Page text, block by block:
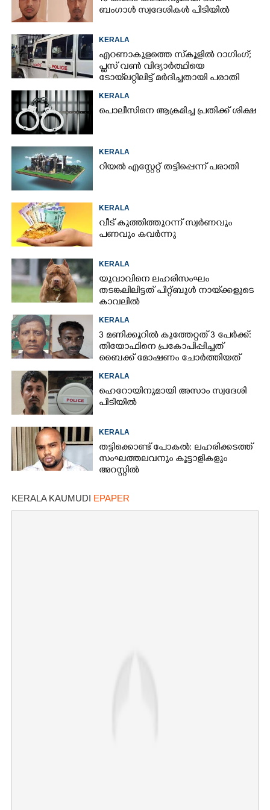
ബംഗാൾ സ്വദേശികൾ പിടിയിൽ
KERALA
എറണാകുളത്തെ സ്‌കൂളിൽ റാഗിംഗ്;
പ്ലസ് വൺ വിദ്യാർത്ഥിയെ
ടോയ്‌ലറ്റിലിട്ട് മർദിച്ചതായി പരാതി
KERALA
പൊലീസിനെ ആക്രമിച്ച പ്രതിക്ക് ശിക്ഷ
KERALA
റിയൽ എസ്റ്റേറ്റ് തട്ടിപ്പെന്ന് പരാതി
KERALA
വീട് കുത്തിത്തുറന്ന് സ്വർണവും
പണവും കവർന്നു
KERALA
യുവാവിനെ ലഹരിസംഘം
തടങ്കലിലിട്ടത് പിറ്റ്ബുൾ നായ്‌ക്കളുടെ
കാവലിൽ
KERALA
3 മണിക്കൂറിൽ കുത്തേറ്റത് 3 പേർക്ക്:
തിയോഫിനെ പ്രകോപിപ്പിച്ചത്
ബൈക്ക് മോഷണം ചോർത്തിയത്
KERALA
ഹെറോയിനുമായി അസാം സ്വദേശി
പിടിയിൽ
KERALA
തട്ടിക്കൊണ്ട് പോകൽ: ലഹരിക്കടത്ത്
സംഘത്തലവനും കൂട്ടാളികളും
അറസ്റ്റിൽ
KERALA KAUMUDI EPAPER